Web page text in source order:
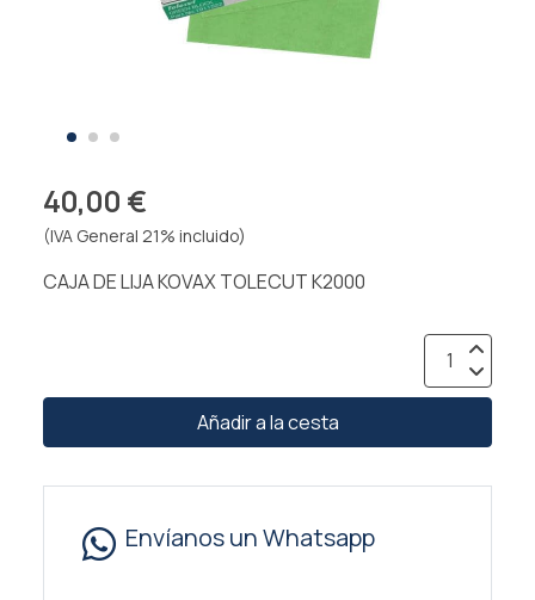
40,00 €
(IVA General 21% incluido)
CAJA DE LIJA KOVAX TOLECUT K2000
Añadir a la cesta
Envíanos un Whatsapp